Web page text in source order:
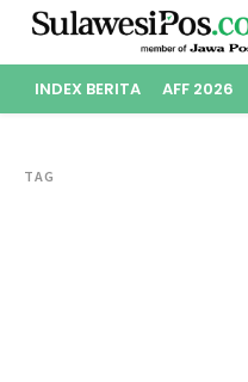
INDEX BERITA AFF 2026
TAG